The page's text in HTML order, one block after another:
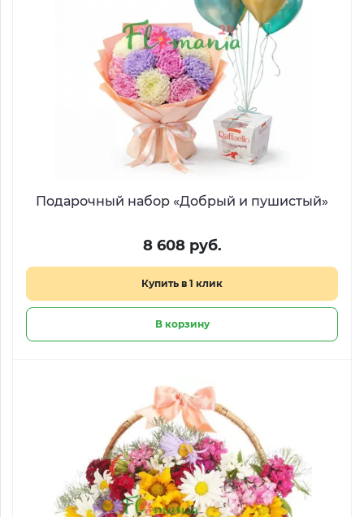
Подарочный набор «Добрый и пушистый»
8 608 руб.
Купить в 1 клик
В корзину